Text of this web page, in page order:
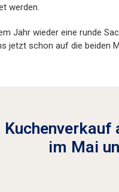
werden.
Jahr wieder eine runde
jetzt schon auf die beiden
Kuchenverkauf
im Mai